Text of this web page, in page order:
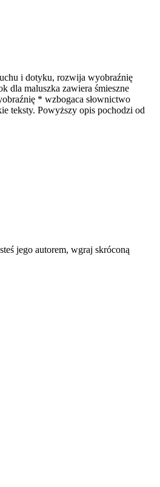
i dotyku, rozwija wyobraźnię
dla maluszka zawiera śmieszne
* wzbogaca słownictwo
teksty. Powyższy opis pochodzi od
jego autorem, wgraj skróconą